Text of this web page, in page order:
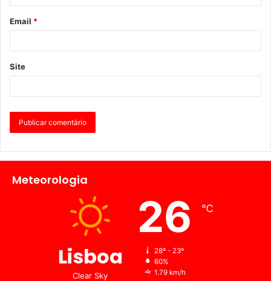
Email *
Site
Meteorologia
Lisboa
Clear Sky
26 ℃
28º - 23º
60%
1.79 km/h